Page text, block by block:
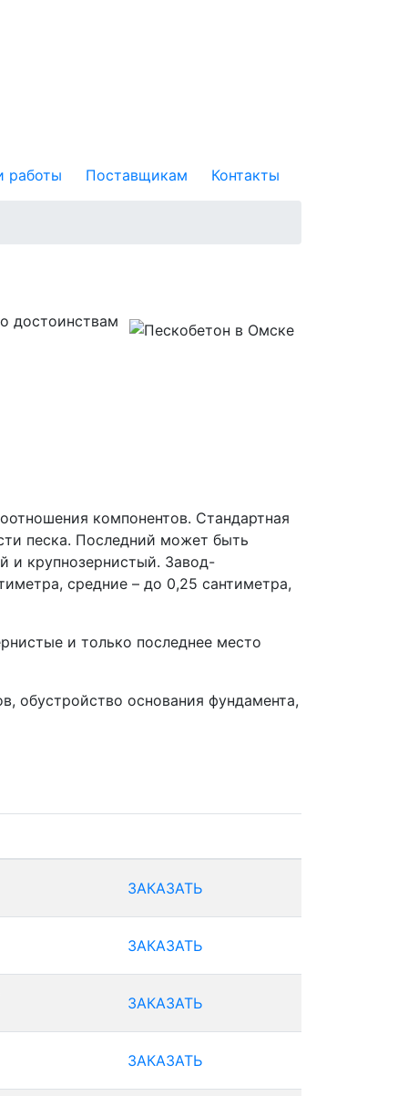
работы Поставщикам Контакты
достоинствам
компонентов. Стандартная
песка. Последний может быть
и крупнозернистый. Завод-
средние – до 0,25 сантиметра,
и только последнее место
обустройство основания фундамента,
ЗАКАЗАТЬ
ЗАКАЗАТЬ
ЗАКАЗАТЬ
ЗАКАЗАТЬ